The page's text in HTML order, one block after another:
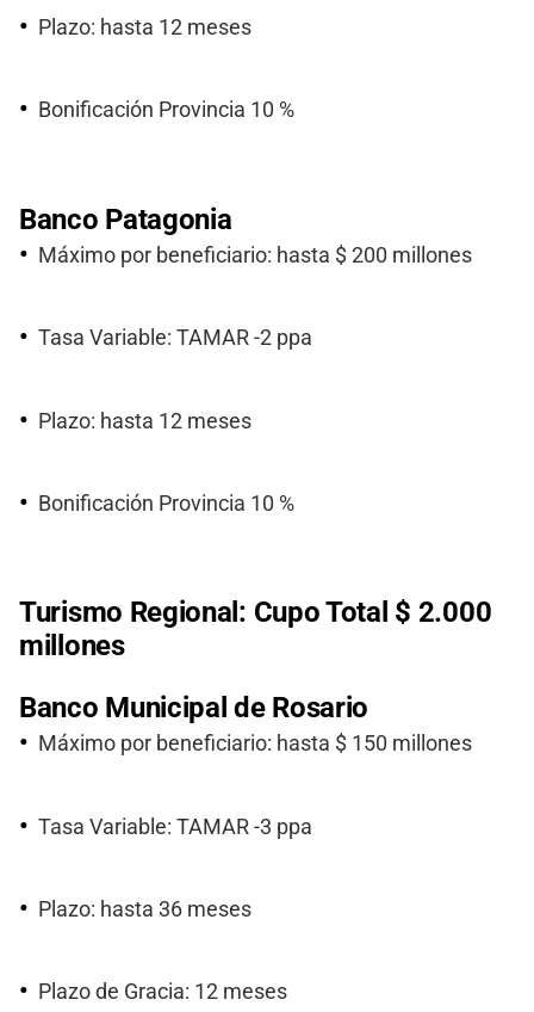
Plazo: hasta 12 meses
Bonificación Provincia 10 %
Banco Patagonia
Máximo por beneficiario: hasta $ 200 millones
Tasa Variable: TAMAR -2 ppa
Plazo: hasta 12 meses
Bonificación Provincia 10 %
Turismo Regional: Cupo Total $ 2.000
millones
Banco Municipal de Rosario
Máximo por beneficiario: hasta $ 150 millones
Tasa Variable: TAMAR -3 ppa
Plazo: hasta 36 meses
Plazo de Gracia: 12 meses